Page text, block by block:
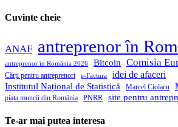
Cuvinte cheie
ANAF antreprenor în
antreprenor în România 2026 Bitcoin Comisia
Cărți pentru antreprenori e-Factura idei de afaceri
Institutul Național de Statistică Marcel Ciolacu
piața muncii din România PNRR site pentru
Te-ar mai putea interesa